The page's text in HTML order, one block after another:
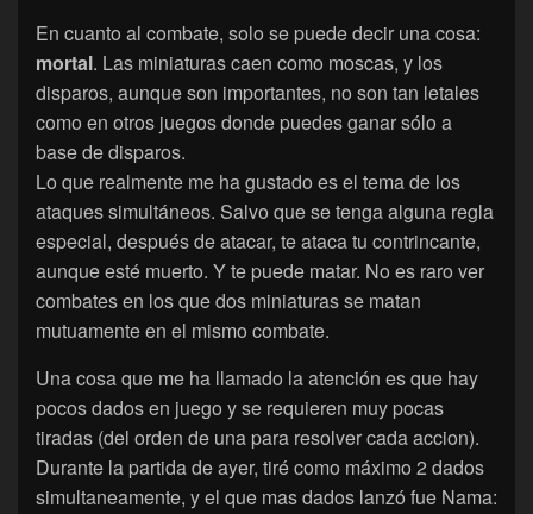
En cuanto al combate, solo se puede decir una cosa:
mortal. Las miniaturas caen como moscas, y los
disparos, aunque son importantes, no son tan letales
como en otros juegos donde puedes ganar sólo a
base de disparos.
Lo que realmente me ha gustado es el tema de los
ataques simultáneos. Salvo que se tenga alguna regla
especial, después de atacar, te ataca tu contrincante,
aunque esté muerto. Y te puede matar. No es raro ver
combates en los que dos miniaturas se matan
mutuamente en el mismo combate.
Una cosa que me ha llamado la atención es que hay
pocos dados en juego y se requieren muy pocas
tiradas (del orden de una para resolver cada accion).
Durante la partida de ayer, tiré como máximo 2 dados
simultaneamente, y el que mas dados lanzó fue Nama: